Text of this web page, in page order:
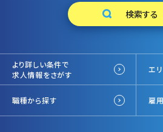
より詳しい条件で
求人情報をさがす
エ
職種から探す 雇